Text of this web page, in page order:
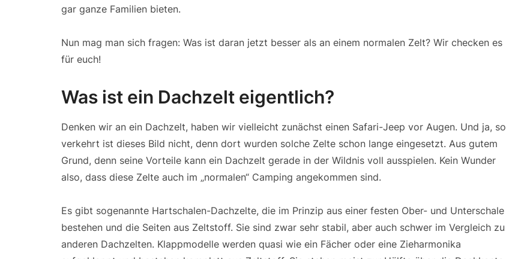
gar ganze Familien bieten.
Nun mag man sich fragen: Was ist daran jetzt besser als an einem normalen Zelt? Wir checken es
für euch!
Was ist ein Dachzelt eigentlich?
Denken wir an ein Dachzelt, haben wir vielleicht zunächst einen Safari-Jeep vor Augen. Und ja, so
verkehrt ist dieses Bild nicht, denn dort wurden solche Zelte schon lange eingesetzt. Aus gutem
Grund, denn seine Vorteile kann ein Dachzelt gerade in der Wildnis voll ausspielen. Kein Wunder
also, dass diese Zelte auch im „normalen“ Camping angekommen sind.
Es gibt sogenannte Hartschalen-Dachzelte, die im Prinzip aus einer festen Ober- und Unterschale
bestehen und die Seiten aus Zeltstoff. Sie sind zwar sehr stabil, aber auch schwer im Vergleich zu
anderen Dachzelten. Klappmodelle werden quasi wie ein Fächer oder eine Zieharmonika